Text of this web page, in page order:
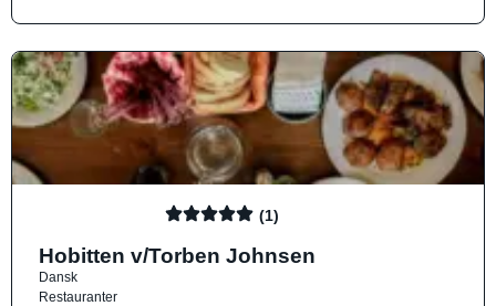
(1)
Hobitten v/Torben Johnsen
Dansk
Restauranter